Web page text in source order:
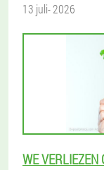
13 juli- 2026
WE VERLIEZEN